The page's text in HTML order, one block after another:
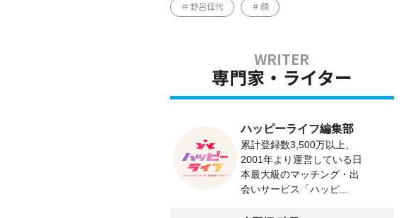
野呂佳代 顔
専門家・ライター
ハッピーライフ編集部
累計登録数3,500万以上、
2001年より運営している日
本最大級のマッチング・出
会いサービス「ハッピ...